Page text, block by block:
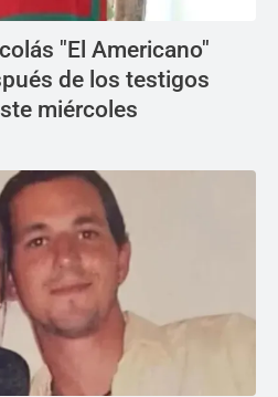
"El Americano"
de los testigos
miércoles